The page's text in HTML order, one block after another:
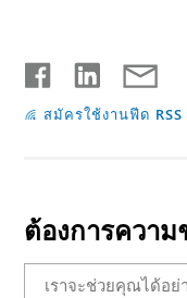
สมัครใช้งานฟีด RSS
ต้องการความ